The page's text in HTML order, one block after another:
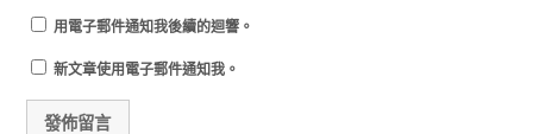
用電子郵件通知我後續的迴響。
新文章使用電子郵件通知我。